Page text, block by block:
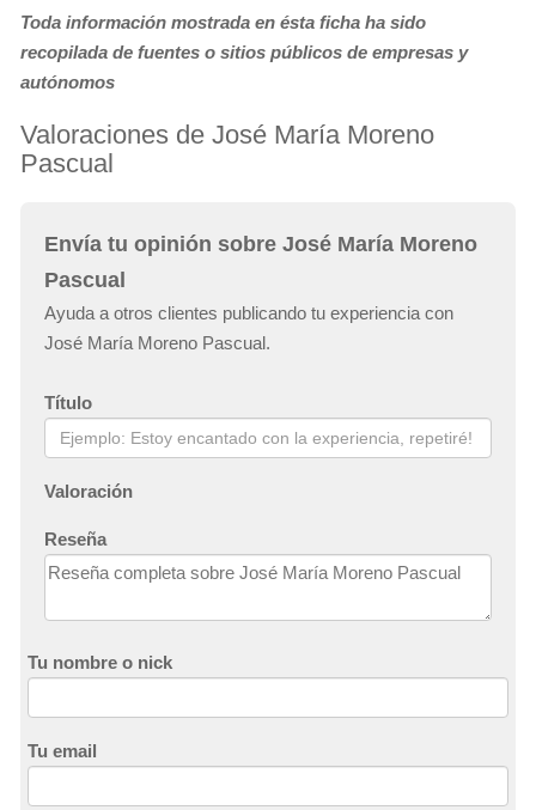
Toda información mostrada en ésta ficha ha sido
recopilada de fuentes o sitios públicos de empresas y
autónomos
Valoraciones de José María Moreno
Pascual
Envía tu opinión sobre José María Moreno
Pascual
Ayuda a otros clientes publicando tu experiencia con
José María Moreno Pascual.
Título
Valoración
Reseña
Tu nombre o nick
Tu email